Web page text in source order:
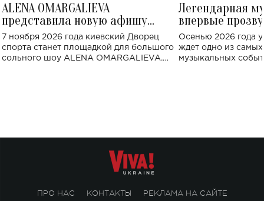
ALENA OMARGALIEVA
представила новую афишу
большого концерта во Дворце
спорта
7 ноября 2026 года киевский Дворец
спорта станет площадкой для большого
сольного шоу ALENA OMARGALIEVA.
Легендарная
впервые
Украине: где
Осенью 2026 года
ждет одно из
музыкальных
ПРО НАС КОНТАКТЫ РЕКЛАМА НА САЙТЕ